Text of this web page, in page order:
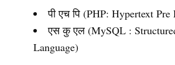
पी एच पि (PHP: Hypertext Pre
एस कु एल (MySQL :
Language)